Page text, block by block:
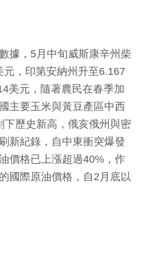
據，5月中旬威斯康辛州柴
，印第安納州升至6.167
美元，隨著農民在春季加
主要玉米與黃豆產區中西
下歷史新高，俄亥俄州與密
新紀錄，自中東衝突爆發
價格已上漲超過40%，作
國際原油價格，自2月底以